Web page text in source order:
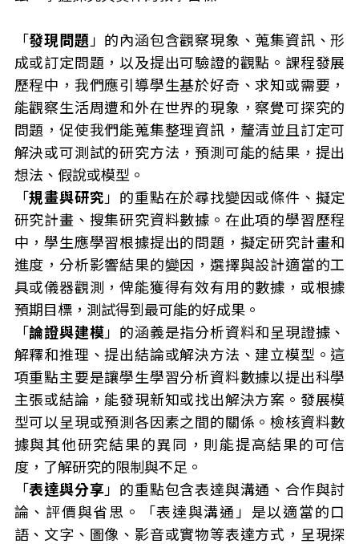
「發現問題 」的內涵包含觀察現象、蒐集資訊、形
成或訂定問題，以及提出可驗證的觀點。課程發展
歷程中，我們應引導學生基於好奇、求知或需要，
能觀察生活周遭和外在世界的現象，察覺可探究的
問題，促使我們能蒐集整理資訊，釐清並且訂定可
解決或可測試的研究方法，預測可能的結果，提出
想法、假說或模型。
「規畫與研究 」的重點在於尋找變因或條件、擬定
研究計畫、搜集研究資料數據。在此項的學習歷程
中，學生應學習根據提出的問題，擬定研究計畫和
進度，分析影響結果的變因，選擇與設計適當的工
具或儀器觀測，俾能獲得有效有用的數據，或根據
預期目標，測試得到最可能的好成果。
「論證與建模 」的涵義是指分析資料和呈現證據、
解釋和推理、提出結論或解決方法、建立模型。這
項重點主要是讓學生學習分析資料數據以提出科學
主張或結論，能發現新知或找出解決方案。發展模
型可以呈現或預測各因素之間的關係。檢核資料數
據與其他研究結果的異同，則能提高結果的可信
度，了解研究的限制與不足。
「表達與分享 」的重點包含表達與溝通、合作與討
論、評價與省思。「表達與溝通」是以適當的口
語、文字、圖像、影音或實物等表達方式，呈現探